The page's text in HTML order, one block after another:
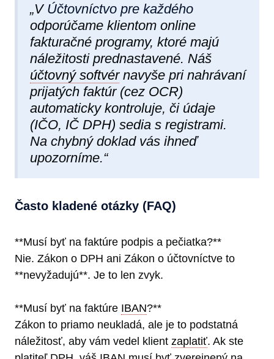
„V Účtovníctvo pre každého
odporúčame klientom online
fakturačné programy, ktoré majú
náležitosti prednastavené. Náš
účtovný softvérnavyše pri nahrávaní
prijatých faktúr (cez OCR)
automaticky kontroluje, či údaje
(IČO, IČ DPH) sedia s registrami.
Na chybný doklad vás ihneď
upozorníme.“
Často kladené otázky (FAQ)
**Musí byť na faktúre podpis a pečiatka?**
Nie. Zákon o DPH ani Zákon o účtovníctve to
**nevyžadujú**. Je to len zvyk.
**Musí byť na faktúre IBAN?**
Zákon to priamo neukladá, ale je to podstatná
náležitosť, aby vám vedel klient zaplatiť. Ak ste